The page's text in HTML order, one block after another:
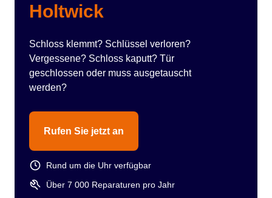
Holtwick
Schloss klemmt? Schlüssel verloren?
Vergessene? Schloss kaputt? Tür
geschlossen oder muss ausgetauscht
werden?
Rufen Sie jetzt an
Rund um die Uhr verfügbar
Über 7 000 Reparaturen pro Jahr